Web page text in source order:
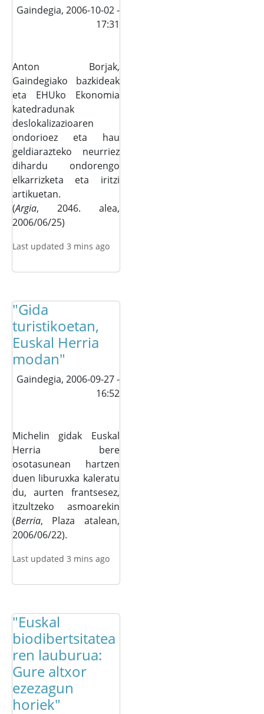
Gaindegia, 2006-10-02 -
17:31
Anton Borjak,
Gaindegiako bazkideak
eta EHUko Ekonomia
katedradunak
deslokalizazioaren
ondorioez eta hau
geldiarazteko neurriez
dihardu ondorengo
elkarrizketa eta iritzi
artikuetan.
(Argia, 2046. alea,
2006/06/25)
Last updated 3 mins ago
"Gida
turistikoetan,
Euskal Herria
modan"
Gaindegia, 2006-09-27 -
16:52
Michelin gidak Euskal
Herria bere
osotasunean hartzen
duen liburuxka kaleratu
du, aurten frantsesez,
itzultzeko asmoarekin
(Berria, Plaza atalean,
2006/06/22).
Last updated 3 mins ago
"Euskal
biodibertsitatea
ren lauburua:
Gure altxor
ezezagun
horiek"